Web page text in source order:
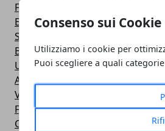
Consenso sui Cookie
Utilizziamo i cookie per
Puoi scegliere a quali
Formazione
Eventi
Sindacato e dintorni
Bandi e Gare
Università
Associazioni
Videogallery
Fotogallery
Credito